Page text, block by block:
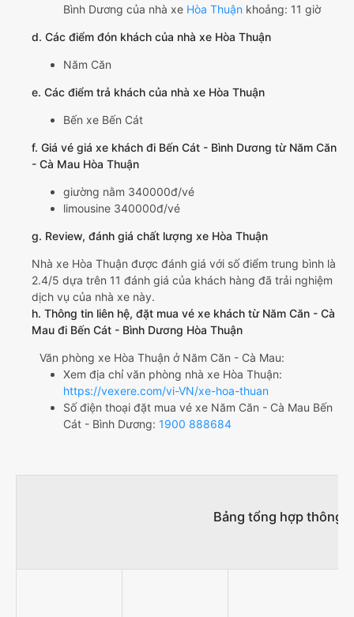
Bình Dương của nhà xe Hòa Thuận khoảng: 11 giờ
d. Các điểm đón khách của nhà xe Hòa Thuận
Năm Căn
e. Các điểm trả khách của nhà xe Hòa Thuận
Bến xe Bến Cát
f. Giá vé giá xe khách đi Bến Cát - Bình Dương từ Năm Căn
- Cà Mau Hòa Thuận
giường nằm 340000đ/vé
limousine 340000đ/vé
g. Review, đánh giá chất lượng xe Hòa Thuận
Nhà xe Hòa Thuận được đánh giá với số điểm trung bình là
2.4/5 dựa trên 11 đánh giá của khách hàng đã trải nghiệm
dịch vụ của nhà xe này.
h. Thông tin liên hệ, đặt mua vé xe khách từ Năm Căn - Cà
Mau đi Bến Cát - Bình Dương Hòa Thuận
Văn phòng xe Hòa Thuận ở Năm Căn - Cà Mau:
Xem địa chỉ văn phòng nhà xe Hòa Thuận:
https://vexere.com/vi-VN/xe-hoa-thuan
Số điện thoại đặt mua vé xe Năm Căn - Cà Mau Bến
Cát - Bình Dương: 1900 888684
Bảng tổng hợp thông